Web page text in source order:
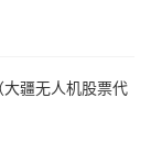
疆无人机股票代